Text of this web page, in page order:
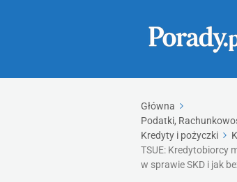
Główna
Podatki,
Kredyty i pożyczki
TSUE: Kredytobiorcy
w sprawie SKD i jak